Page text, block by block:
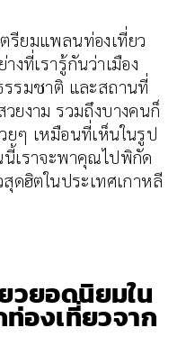
รียมแพลนท่องเที่ยว
งที่เรารู้กันว่าเมือง
รรมชาติ และสถานที่
ยงาม รวมถึงบางคนก็
ยๆ เหมือนที่เห็นในรูป
เราจะพาคุณไปพิกัด
ดฮิตในประเทศเกาหลี
วยอดนิยมใน
องเที่ยวจาก